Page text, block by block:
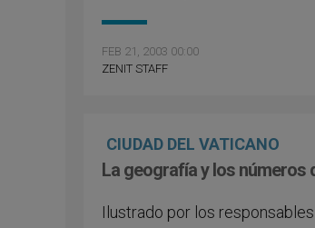
FEB 21, 2003 00:00
ZENIT STAFF
CIUDAD DEL VATICANO
La geografía y los números
Ilustrado por los